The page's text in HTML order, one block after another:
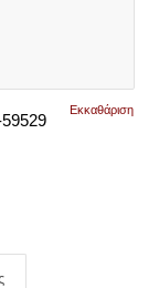
Εκκαθάριση